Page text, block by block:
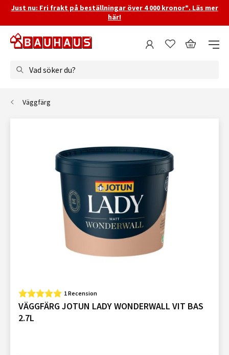
Just nu: Fri frakt på beställningar över 4 000 kronor*. Läs mer
här!
Vad söker du?
Väggfärg
1 Recension
VÄGGFÄRG JOTUN LADY WONDERWALL VIT BAS
2.7L